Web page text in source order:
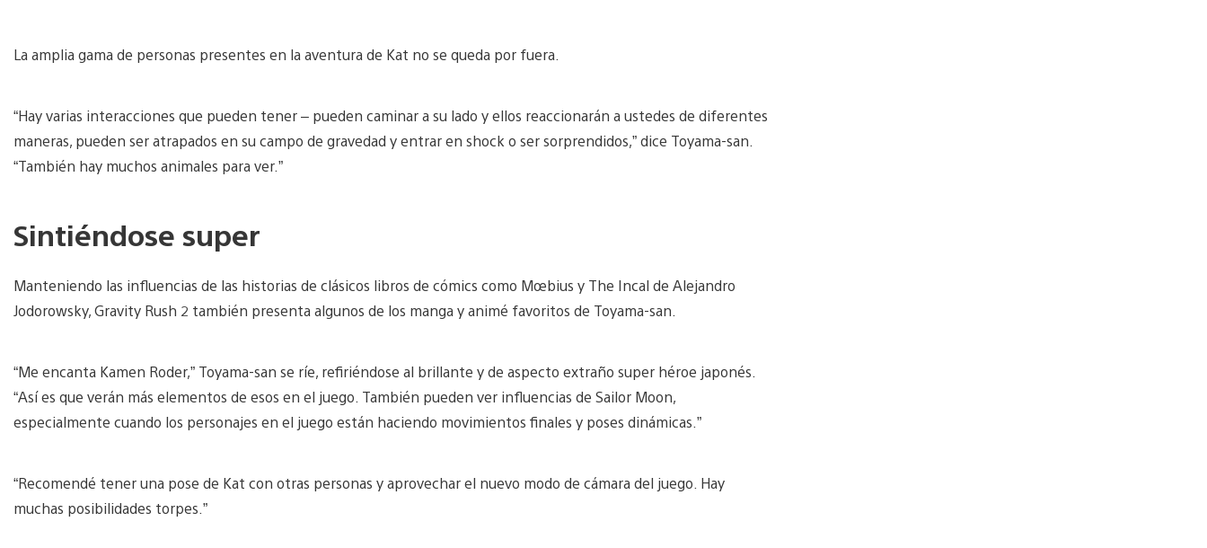
La amplia gama de personas presentes en la aventura de Kat no se queda por fuera.
“Hay varias interacciones que pueden tener – pueden caminar a su lado y ellos reaccionarán a ustedes de diferentes
maneras, pueden ser atrapados en su campo de gravedad y entrar en shock o ser sorprendidos,” dice Toyama-san.
“También hay muchos animales para ver.”
Sintiéndose super
Manteniendo las influencias de las historias de clásicos libros de cómics como Mœbius y The Incal de Alejandro
Jodorowsky, Gravity Rush 2 también presenta algunos de los manga y animé favoritos de Toyama-san.
“Me encanta Kamen Roder,” Toyama-san se ríe, refiriéndose al brillante y de aspecto extraño super héroe japonés.
“Así es que verán más elementos de esos en el juego. También pueden ver influencias de Sailor Moon,
especialmente cuando los personajes en el juego están haciendo movimientos finales y poses dinámicas.”
“Recomendé tener una pose de Kat con otras personas y aprovechar el nuevo modo de cámara del juego. Hay
muchas posibilidades torpes.”